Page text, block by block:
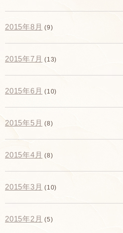
2015年8月 (9)
2015年7月 (13)
2015年6月 (10)
2015年5月 (8)
2015年4月 (8)
2015年3月 (10)
2015年2月 (5)